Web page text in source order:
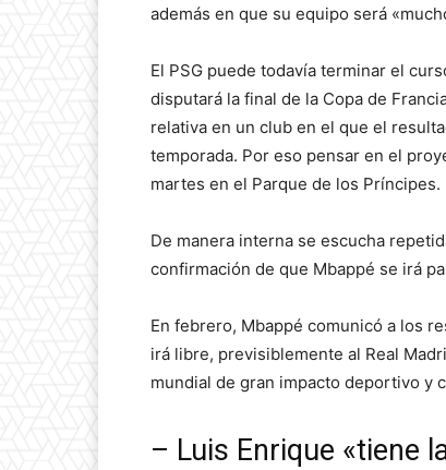
además en que su equipo será
El PSG puede todavía terminar el
disputará la final de la Copa de
relativa en un club en el que el
temporada. Por eso pensar en el
martes en el Parque de los Príncipes.
De manera interna se escucha
confirmación de que Mbappé se irá
En febrero, Mbappé comunicó a los
irá libre, previsiblemente al Real
mundial de gran impacto deportivo y
– Luis Enrique «tiene